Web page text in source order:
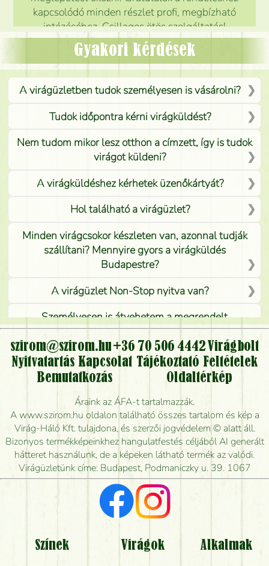
kapcsolódó minden részlet profi, megbízható
intézéséhez. Csillagos ötös szolgáltatás!
Mónika
Gyakori kérdések
A virágüzletben tudok személyesen is vásárolni?
Tudok időpontra kérni virágküldést?
Nem tudom mikor lesz otthon a címzett, így is tudok
virágot küldeni?
A virágküldéshez kérhetek üzenőkártyát?
Hol található a virágüzlet?
Minden virágcsokor készleten van, azonnal tudják
szállítani? Mennyire gyors a virágküldés
Budapestre?
A virágüzlet Non-Stop nyitva van?
Személyesen is átvehetem a megrendelt
virágcsokrot, vagy csak virágküldéssel, kiszállítással
kérhető?
Vidékre is lehet rendelni?
Meddig rendelhetek virágküldést úgy, hogy még ma
kiszállítsák?
Mennyire gyorsan tudják elkészíteni a csokrot, és
mikor tudják leghamarabb kiszállítani?
Vörös rózsát keresek, van önöknél?
Milyen visszajelzést kapok a virágküldésről?
Tényleg azt kapom, ami a képen van?
szirom@szirom.hu +36 70 506 4442 Virágbolt
Nyitvatartás Kapcsolat Tájékoztató Feltételek
Bemutatkozás
Oldaltérkép
Áraink az ÁFA-t tartalmazzák.
A www.szirom.hu oldalon található összes tartalom és kép a
Virág-Háló Kft. tulajdona, és szerzői jogvédelem © alatt áll.
Bizonyos termékképeinkhez hangulatfestés céljából AI generált
hátteret használunk, de a képeken látható termék az valódi.
Virágüzletünk címe: Budapest, Podmaniczky u. 39. 1067
Színek Virágok Alkalmak